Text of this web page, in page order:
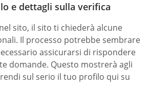
e dettagli sulla verifica
sito, il sito ti chiederà alcune
Il processo potrebbe sembrare
assicurarsi di rispondere
domande. Questo mostrerà agli
sul serio il tuo profilo qui su